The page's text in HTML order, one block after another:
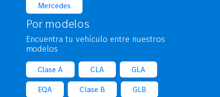
Mercedes
Por modelos
Encuentra tu vehículo entre nuestros
modelos
Clase A CLA GLA
EQA Clase B GLB